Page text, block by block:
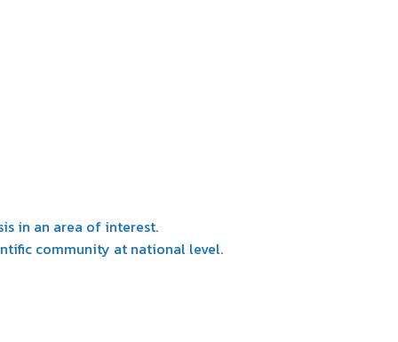
in an area of interest.
community at national level.